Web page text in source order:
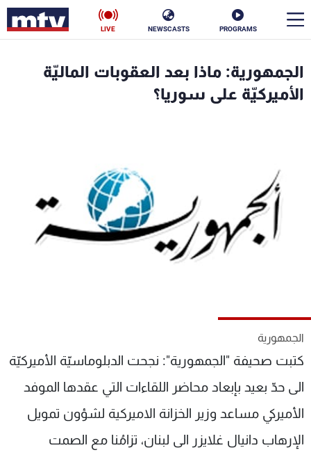
PROGRAMS
NEWSCASTS
LIVE
الجمهورية: ماذا بعد العقوبات الماليّة
الأميركيّة على سوريا؟
الجمهورية
كتبت صحيفة "الجمهورية": نجحت الدبلوماسيّة الأميركيّة
الى حدّ بعيد بإبعاد محاضر اللقاءات التي عقدها الموفد
الأميركي مساعد وزير الخزانة الاميركية لشؤون تمويل
الإرهاب دانيال غلايزر الى لبنان، تزامُنا مع الصمت
الأخبار
منوعات رياضة
كأس العالم
الترددات
عن MTV
الإنـتـاج
لاعلاناتكم
وظائف
شروط الإسـتخدام
سياسة الخصوصية